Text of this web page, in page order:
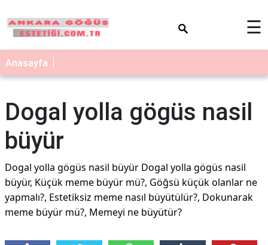
☰
Anasayfa
Dogal yolla gögüs nasil
büyür
Dogal yolla gögüs nasil büyür Dogal yolla gögüs nasil
büyür, Küçük meme büyür mü?, Göğsü küçük olanlar ne
yapmalı?, Estetiksiz meme nasıl büyütülür?, Dokunarak
meme büyür mü?, Memeyi ne büyütür?